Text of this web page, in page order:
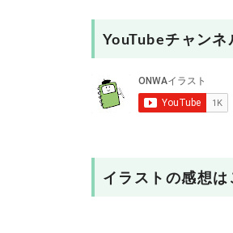
YouTubeチャンネ
イラストの感想は